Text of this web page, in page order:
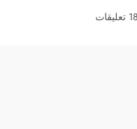
18 تعليقات